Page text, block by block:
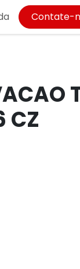
Contate-
CZ